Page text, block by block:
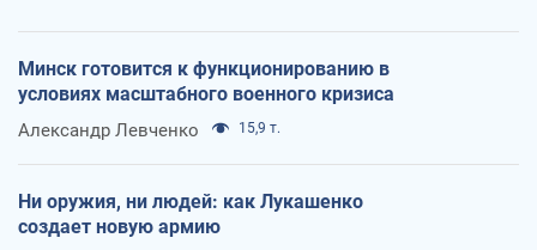
Минск готовится к функционированию в
условиях масштабного военного кризиса
Александр Левченко 15,9 т.
Ни оружия, ни людей: как Лукашенко
создает новую армию